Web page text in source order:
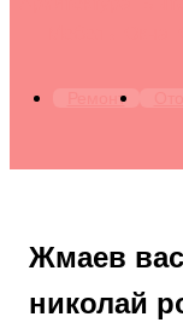
Ремонт
Жмаев
николай